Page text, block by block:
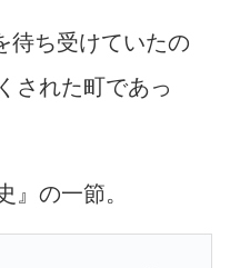
待ち受けていたの
された町であっ
の一節。